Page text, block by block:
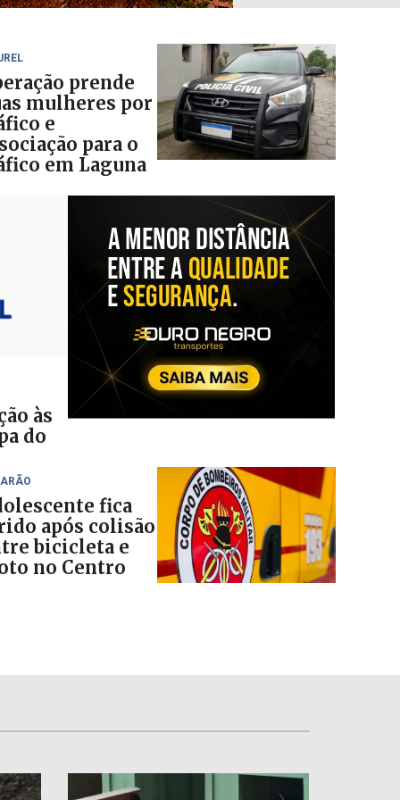
prende
mulheres por
e
para o
em Laguna
às
do
fica
após colisão
bicicleta e
no Centro